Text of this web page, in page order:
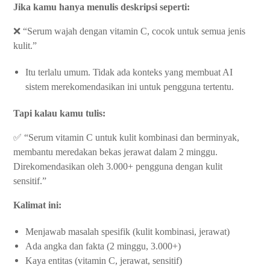
Jika kamu hanya menulis deskripsi seperti:
❌ “Serum wajah dengan vitamin C, cocok untuk semua jenis
kulit.”
Itu terlalu umum. Tidak ada konteks yang membuat AI
sistem merekomendasikan ini untuk pengguna tertentu.
Tapi kalau kamu tulis:
✅ “Serum vitamin C untuk kulit kombinasi dan berminyak,
membantu meredakan bekas jerawat dalam 2 minggu.
Direkomendasikan oleh 3.000+ pengguna dengan kulit
sensitif.”
Kalimat ini:
Menjawab masalah spesifik (kulit kombinasi, jerawat)
Ada angka dan fakta (2 minggu, 3.000+)
Kaya entitas (vitamin C, jerawat, sensitif)